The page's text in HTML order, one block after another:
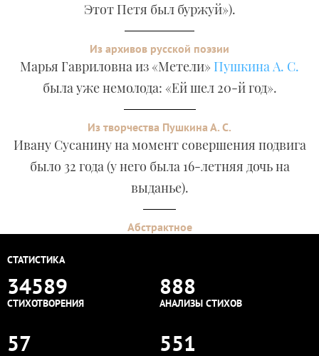
Этот Петя был буржуй»).
Из архивов русской поэзии
Марья Гавриловна из «Метели» Пушкина А. С.
была уже немолода: «Ей шел 20-й год».
Из творчества Пушкина А. С.
Ивану Сусанину на момент совершения подвига
было 32 года (у него была 16-летняя дочь на
выданье).
Абстрактное
СТАТИСТИКА
34589
СТИХОТВОРЕНИЯ
888
АНАЛИЗЫ СТИХОВ
57 551